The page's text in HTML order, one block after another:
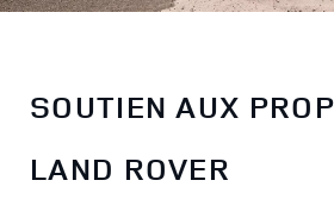
SOUTIEN AUX
LAND ROVER